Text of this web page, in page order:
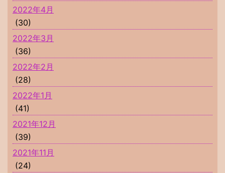
2022年4月
(30)
2022年3月
(36)
2022年2月
(28)
2022年1月
(41)
2021年12月
(39)
2021年11月
(24)